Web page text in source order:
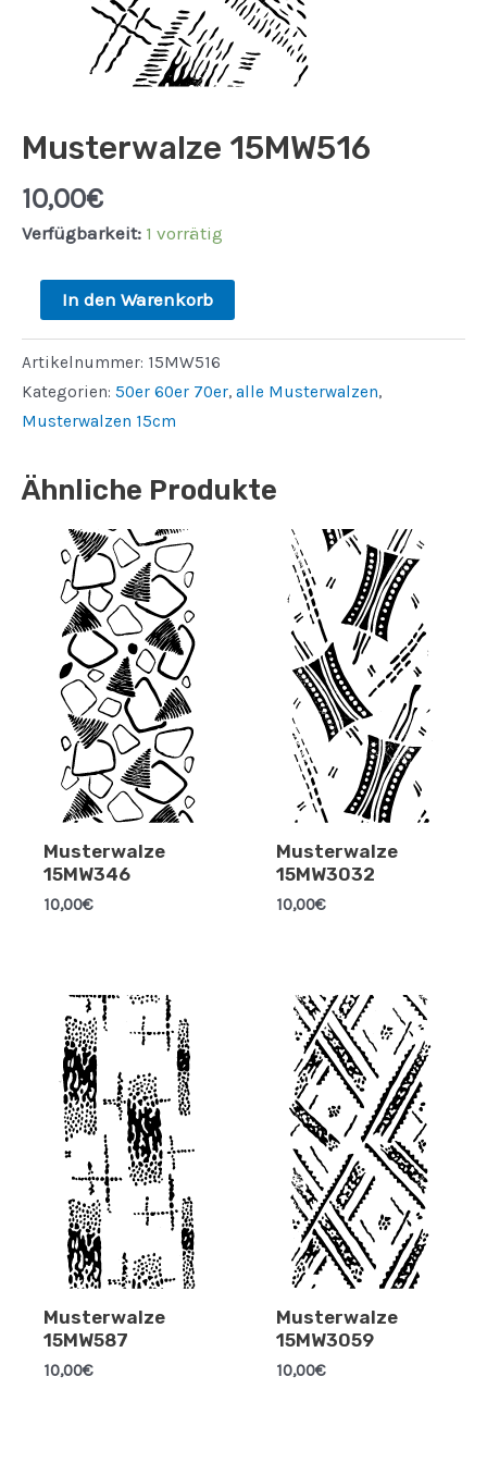
Musterwalze 15MW516
10,00€
Verfügbarkeit: 1 vorrätig
Musterwalze
15MW516
Menge
In den Warenkorb
Artikelnummer: 15MW516
Kategorien: 50er 60er 70er, alle Musterwalzen,
Musterwalzen 15cm
Ähnliche Produkte
Musterwalze
15MW346
10,00€
Musterwalze
15MW3032
10,00€
Musterwalze
15MW587
10,00€
Musterwalze
15MW3059
10,00€